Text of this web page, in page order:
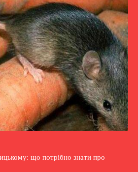
що потрібно знати про